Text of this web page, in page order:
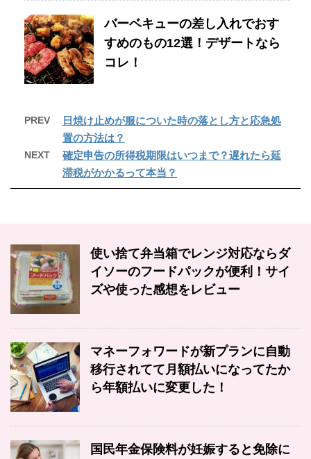
バーベキューの差し入れでおす
すめのもの12選！デザートなら
コレ！
PREV
日焼け止めが服についた時の落とし方と応急処
置の方法は？
NEXT
確定申告の所得税期限はいつまで？遅れたら延
滞税がかかるって本当？
使い捨て弁当箱でレンジ対応ならダ
イソーのフードパックが便利！サイ
ズや使った感想をレビュー
マネーフォワードが新プランに自動
移行されてて月額払いになってたか
ら年額払いに変更した！
国民年金保険料が妊娠すると免除に